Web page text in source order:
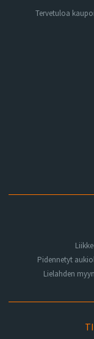
Tervetuloa
Pidennetyt
Lielahden